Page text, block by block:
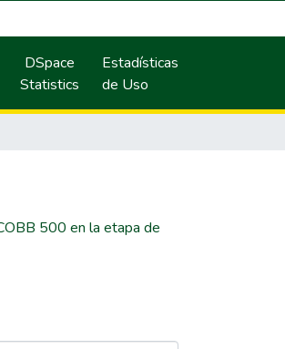
DSpace
Statistics
Estadísticas
de Uso
500 en la etapa de